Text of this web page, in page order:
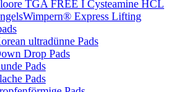
TGA FREE I Cysteamine HCL
Express Lifting
ultradünne Pads
Drop Pads
Pads
Pads